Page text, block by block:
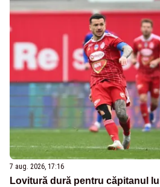
7 aug. 2026, 17:16
Lovitură dură pentru căpitanul